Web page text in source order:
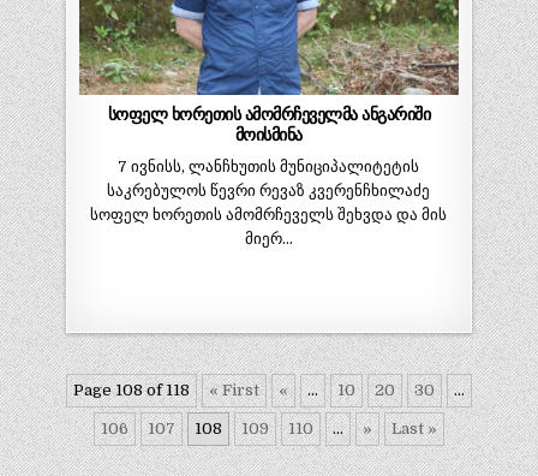
სოფელ ხორეთის ამომრჩეველმა ანგარიში
მოისმინა
7 ივნისს, ლანჩხუთის მუნიციპალიტეტის
საკრებულოს წევრი რევაზ კვერენჩხილაძე
სოფელ ხორეთის ამომრჩეველს შეხვდა და მის
მიერ…
Page 108 of 118 « First « ... 10 20 30 ...
106 107 108 109 110 ... » Last »